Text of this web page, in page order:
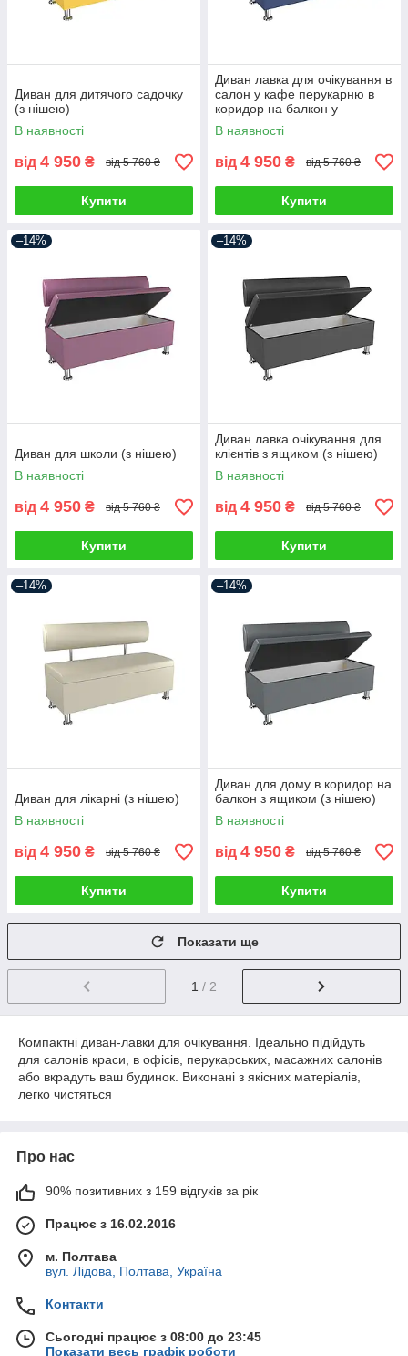
Диван для дитячого садочку
(з нішею)
В наявності
від 4 950 ₴ від 5 760 ₴
Купити
Диван лавка для очікування в
салон у кафе перукарню в
коридор на балкон у
передпокій офіс (з нішею)
В наявності
від 4 950 ₴ від 5 760 ₴
Купити
–14%
Диван для школи (з нішею)
В наявності
від 4 950 ₴ від 5 760 ₴
Купити
–14%
Диван лавка очікування для
клієнтів з ящиком (з нішею)
В наявності
від 4 950 ₴ від 5 760 ₴
Купити
–14%
Диван для лікарні (з нішею)
В наявності
від 4 950 ₴ від 5 760 ₴
Купити
–14%
Диван для дому в коридор на
балкон з ящиком (з нішею)
В наявності
від 4 950 ₴ від 5 760 ₴
Купити
Показати ще
1 / 2
Компактні диван-лавки для очікування. Ідеально підійдуть
для салонів краси, в офісів, перукарських, масажних салонів
або вкрадуть ваш будинок. Виконані з якісних матеріалів,
легко чистяться
Про нас
90% позитивних з 159 відгуків за рік
Працює з 16.02.2016
м. Полтава
вул. Лідова, Полтава, Україна
Контакти
Сьогодні працює з 08:00 до 23:45
Показати весь графік роботи